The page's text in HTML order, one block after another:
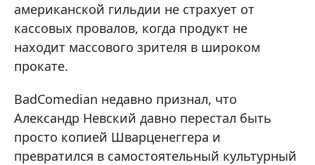
американской гильдии не страхует от
кассовых провалов, когда продукт не
находит массового зрителя в широком
прокате.
BadComedian недавно признал, что
Александр Невский давно перестал быть
просто копией Шварценеггера и
превратился в самостоятельный культурный